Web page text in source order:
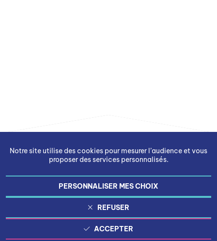
Notre site utilise des cookies pour mesurer l’audience et vous
proposer des services personnalisés.
PERSONNALISER MES CHOIX
REFUSER
ACCEPTER
Gestion des cookies
Mentions légales